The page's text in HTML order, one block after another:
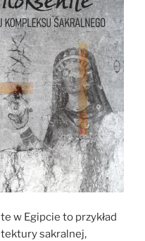
w Egipcie to przykład
sakralnej,